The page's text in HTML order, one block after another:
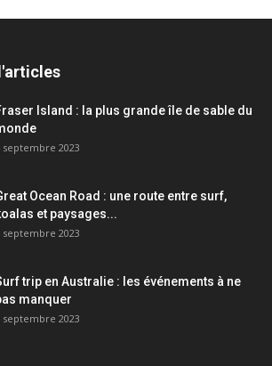
Island : la plus grande île de sable du
septembre 2023
Ocean Road : une route entre surf,
et paysages...
septembre 2023
trip en Australie : les événements à ne
manquer
septembre 2023